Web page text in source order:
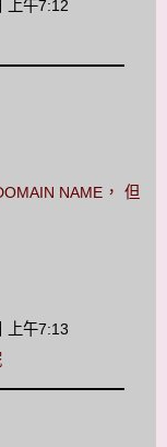
上午7:12
NAME， 但
上午7:13